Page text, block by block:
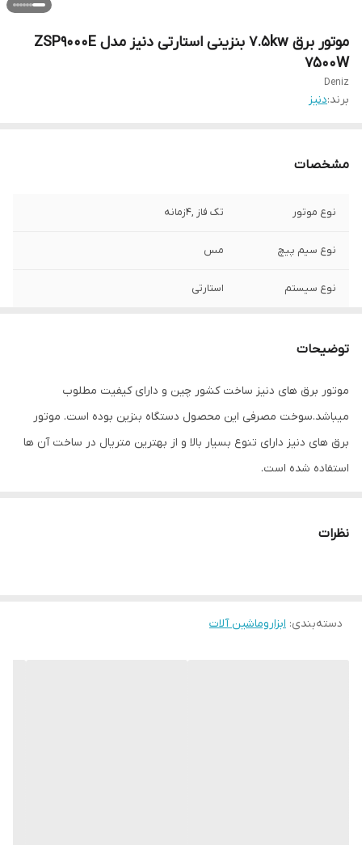
موتور برق 7.5kw بنزینی استارتی دنیز مدل ZSP9000E
7500W
Deniz
برند:دنیز
مشخصات
نوع موتور تک فاز ,4زمانه
نوع سیم پیچ مس
نوع سیستم استارتی
حداکثر توان 7.5کیلو وات
توضیحات
موتور برق های دنیز ساخت کشور چین و دارای کیفیت مطلوب
میباشد.سوخت مصرفی این محصول دستگاه بنزین بوده است. موتور
برق های دنیز دارای تنوع بسیار بالا و از بهترین متریال در ساخت آن ها
استفاده شده است.
نظرات
دسته‌بندی: ابزاروماشین آلات